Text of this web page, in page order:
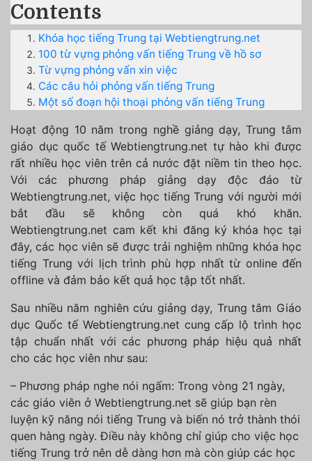
Contents
Khóa học tiếng Trung tại Webtiengtrung.net
100 từ vựng phỏng vấn tiếng Trung về hồ sơ
Từ vựng phỏng vấn xin việc
Các câu hỏi phỏng vấn tiếng Trung
Một số đoạn hội thoại phỏng vấn tiếng Trung
Hoạt động 10 năm trong nghề giảng dạy, Trung tâm
giáo dục quốc tế Webtiengtrung.net tự hào khi được
rất nhiều học viên trên cả nước đặt niềm tin theo học.
Với các phương pháp giảng dạy độc đáo từ
Webtiengtrung.net, việc học tiếng Trung với người mới
bắt đầu sẽ không còn quá khó khăn.
Webtiengtrung.net cam kết khi đăng ký khóa học tại
đây, các học viên sẽ được trải nghiệm những khóa học
tiếng Trung với lịch trình phù hợp nhất từ online đến
offline và đảm bảo kết quả học tập tốt nhất.
Sau nhiều năm nghiên cứu giảng dạy, Trung tâm Giáo
dục Quốc tế Webtiengtrung.net cung cấp lộ trình học
tập chuẩn nhất với các phương pháp hiệu quả nhất
cho các học viên như sau:
– Phương pháp nghe nói ngấm: Trong vòng 21 ngày,
các giáo viên ở Webtiengtrung.net sẽ giúp bạn rèn
luyện kỹ năng nói tiếng Trung và biến nó trở thành thói
quen hàng ngày. Điều này không chỉ giúp cho việc học
tiếng Trung trở nên dễ dàng hơn mà còn giúp các học